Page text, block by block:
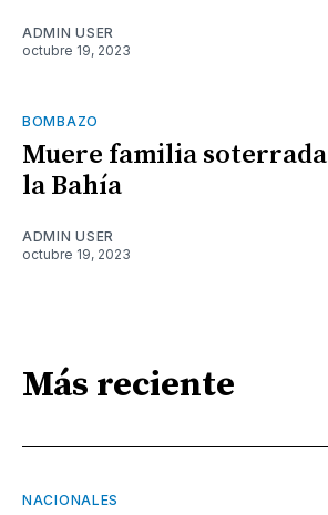
ADMIN USER
octubre 19, 2023
BOMBAZO
Muere familia soterrada
la Bahía
ADMIN USER
octubre 19, 2023
Más reciente
NACIONALES